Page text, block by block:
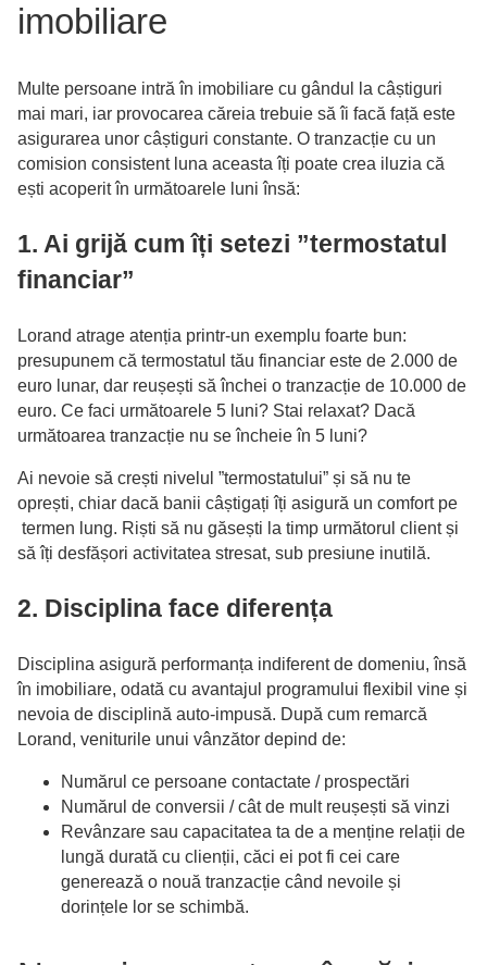
imobiliare
Multe persoane intră în imobiliare cu gândul la câștiguri
mai mari, iar provocarea căreia trebuie să îi facă față este
asigurarea unor câștiguri constante. O tranzacție cu un
comision consistent luna aceasta îți poate crea iluzia că
ești acoperit în următoarele luni însă:
1. Ai grijă cum îți setezi ”termostatul
financiar”
Lorand atrage atenția printr-un exemplu foarte bun:
presupunem că termostatul tău financiar este de 2.000 de
euro lunar, dar reușești să închei o tranzacție de 10.000 de
euro. Ce faci următoarele 5 luni? Stai relaxat? Dacă
următoarea tranzacție nu se încheie în 5 luni?
Ai nevoie să crești nivelul ”termostatului” și să nu te
oprești, chiar dacă banii câștigați îți asigură un comfort pe
termen lung. Riști să nu găsești la timp următorul client și
să îți desfășori activitatea stresat, sub presiune inutilă.
2. Disciplina face diferența
Disciplina asigură performanța indiferent de domeniu, însă
în imobiliare, odată cu avantajul programului flexibil vine și
nevoia de disciplină auto-impusă. După cum remarcă
Lorand, veniturile unui vânzător depind de:
Numărul ce persoane contactate / prospectări
Numărul de conversii / cât de mult reușești să vinzi
Revânzare sau capacitatea ta de a menține relații de
lungă durată cu clienții, căci ei pot fi cei care
generează o nouă tranzacție când nevoile și
dorințele lor se schimbă.